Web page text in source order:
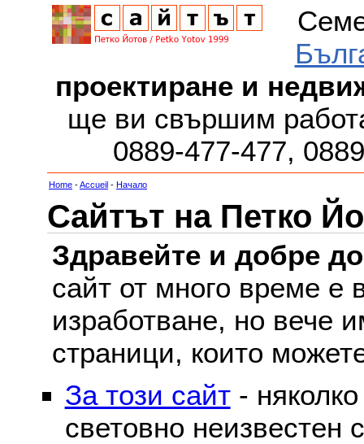
проектиране и
ще ви свършим
0889-477-477,
Home -Accueil - Начало
Сайтът на Петко
Здравейте и добре
сайт от много време е
изработване, но вече
страници, които
За този сайт-
световно неизвестен